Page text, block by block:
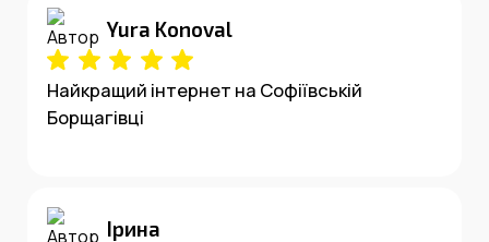
Yura Konoval
Найкращий інтернет на Софіївській
Борщагівці
Ірина